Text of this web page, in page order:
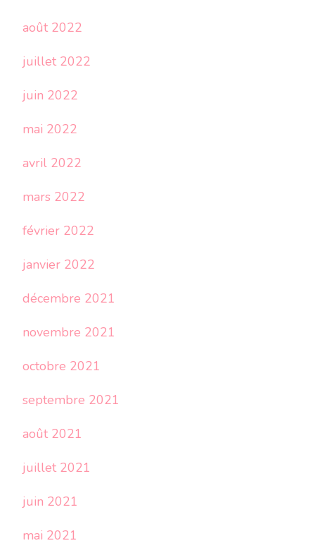
août 2022
juillet 2022
juin 2022
mai 2022
avril 2022
mars 2022
février 2022
janvier 2022
décembre 2021
novembre 2021
octobre 2021
septembre 2021
août 2021
juillet 2021
juin 2021
mai 2021